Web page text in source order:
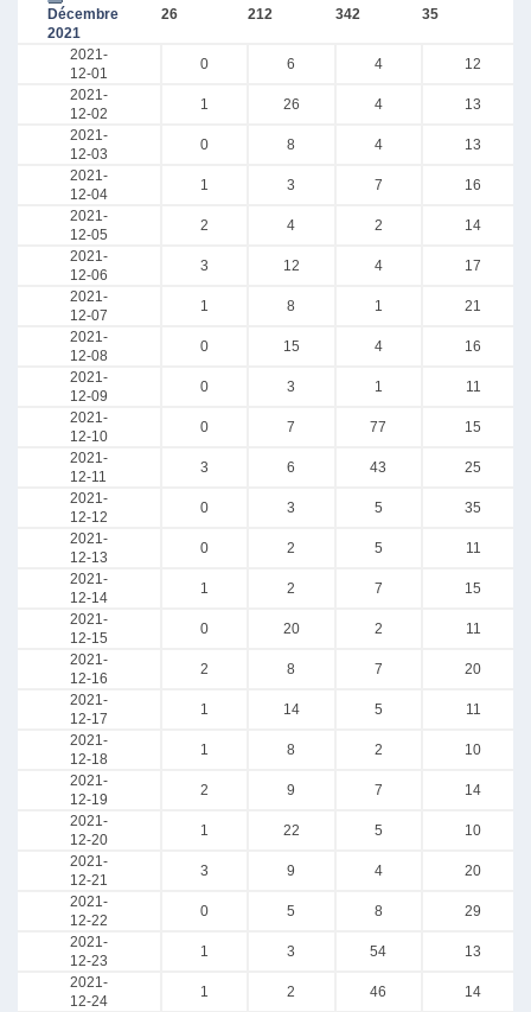
Décembre
2021
26 212 342 35
2021-
12-01
0 6 4
12
2021-
12-02
1 26 4
13
2021-
12-03
0 8 4
13
2021-
12-04
1 3 7
16
2021-
12-05
2 4 2
14
2021-
12-06
3 12 4
17
2021-
12-07
1 8 1
21
2021-
12-08
0 15 4
16
2021-
12-09
0 3 1
11
2021-
12-10
0 7 77
15
2021-
12-11
3 6 43
25
2021-
12-12
0 3 5
35
2021-
12-13
0 2 5
11
2021-
12-14
1 2 7
15
2021-
12-15
0 20 2
11
2021-
12-16
2 8 7
20
2021-
12-17
1 14 5
11
2021-
12-18
1 8 2
10
2021-
12-19
2 9 7
14
2021-
12-20
1 22 5
10
2021-
12-21
3 9 4
20
2021-
12-22
0 5 8
29
2021-
12-23
1 3 54
13
2021-
12-24
1 2 46
14